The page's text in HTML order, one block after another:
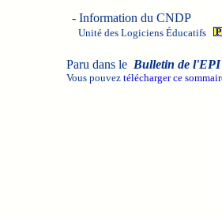
- Information du CNDP
Unité des Logiciens Éducatifs
Paru dans le Bulletin de l'EPI
Vous pouvez télécharger ce